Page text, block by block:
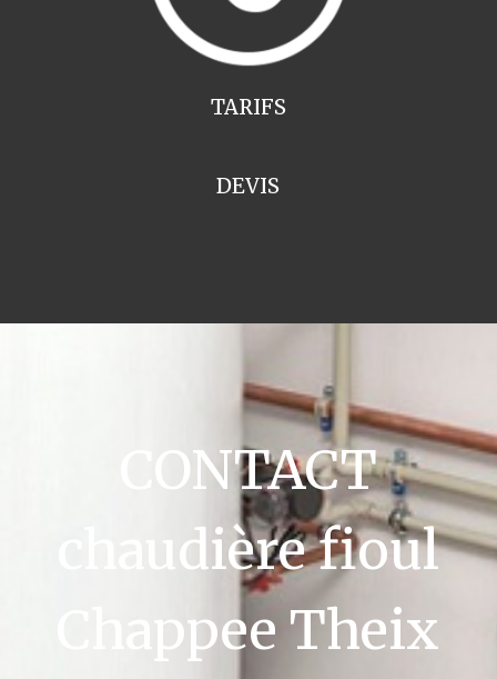
TARIFS
DEVIS
CONTACT
chaudière fioul
Chappee Theix